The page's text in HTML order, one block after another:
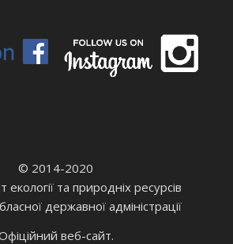
© 2014-2020
та природніх ресурсів
державної адміністрації
веб-сайт.